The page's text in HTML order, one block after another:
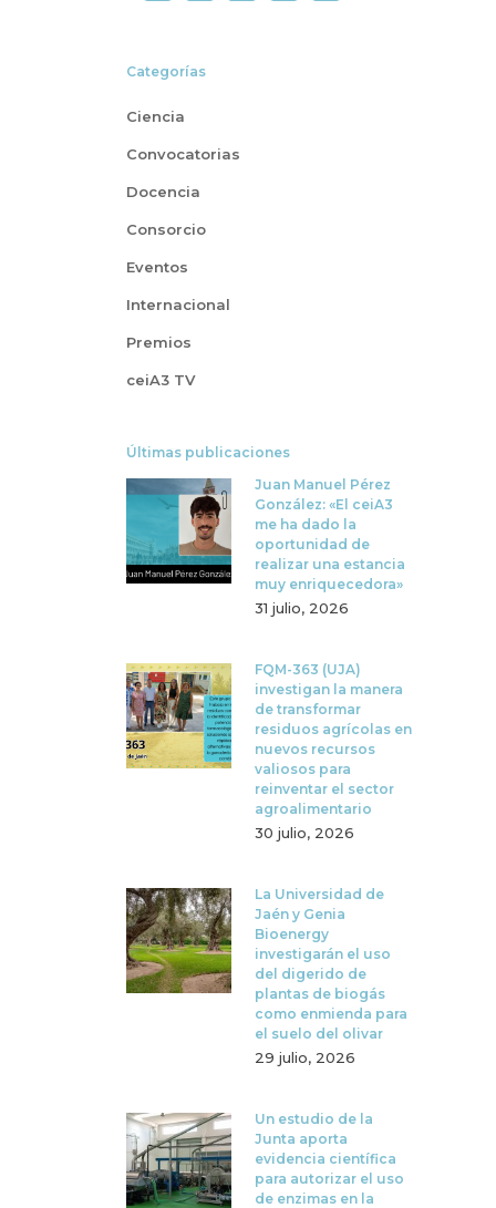
Categorías
Ciencia
Convocatorias
Docencia
Consorcio
Eventos
Internacional
Premios
ceiA3 TV
Últimas publicaciones
Juan Manuel Pérez
González: «El ceiA3
me ha dado la
oportunidad de
realizar una estancia
muy enriquecedora»
31 julio, 2026
FQM-363 (UJA)
investigan la manera
de transformar
residuos agrícolas en
nuevos recursos
valiosos para
reinventar el sector
agroalimentario
30 julio, 2026
La Universidad de
Jaén y Genia
Bioenergy
investigarán el uso
del digerido de
plantas de biogás
como enmienda para
el suelo del olivar
29 julio, 2026
Un estudio de la
Junta aporta
evidencia científica
para autorizar el uso
de enzimas en la